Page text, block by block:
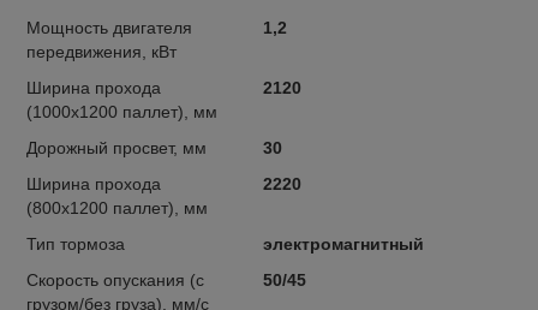
Мощность двигателя
передвижения, кВт
1,2
Ширина прохода
(1000х1200 паллет), мм
2120
Дорожный просвет, мм
30
Ширина прохода
(800х1200 паллет), мм
2220
Тип тормоза
электромагнитный
Скорость опускания (с
грузом/без груза), мм/с
50/45